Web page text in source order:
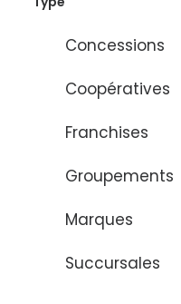
Concessions
Coopératives
Franchises
Groupements
Marques
Succursales
20 avenue Jules Maniez
02 56 03 67 00